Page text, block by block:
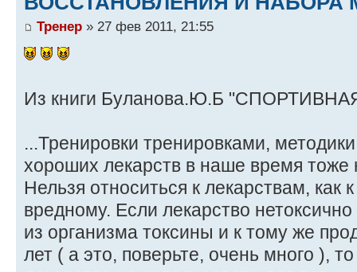
Тренер » 27 фев 2011, 21:55
Из книги Буланова.Ю.Б
...Тренировки тренировками,
хороших лекарств в наше время тоже
Нельзя относиться к лекарствам, как
вредному. Если лекарство
из организма токсины и к тому же
лет ( а это, поверьте, очень много ),